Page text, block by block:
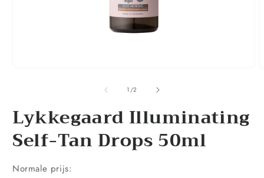
1/van
2
Lykkegaard Illuminating
Self-Tan Drops 50ml
Normale prijs: